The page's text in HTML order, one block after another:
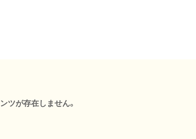
ツが存在しません。